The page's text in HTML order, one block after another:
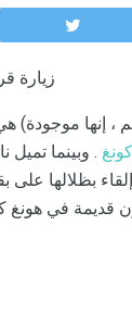
زيارة
، إنها موجودة)
. وبينما
بظلالها على
قديمة في هونغ